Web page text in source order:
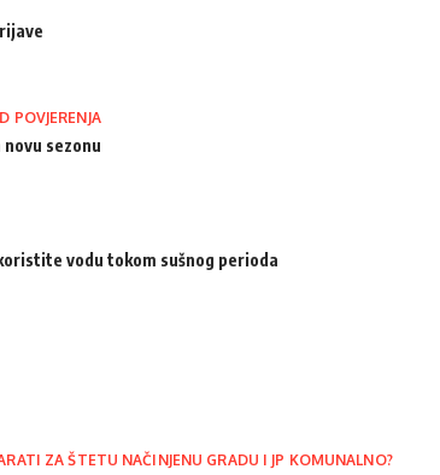
POVJERENJA
sezonu
vodu tokom sušnog perioda
ZA ŠTETU NAČINJENU GRADU I JP KOMUNALNO?